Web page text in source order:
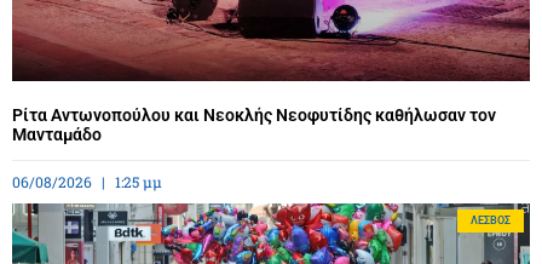
Ρίτα Αντωνοπούλου και Νεοκλής Νεοφυτίδης καθήλωσαν τον
Μανταμάδο
06/08/2026 1:25 μμ
ΛΈΣΒΟΣ